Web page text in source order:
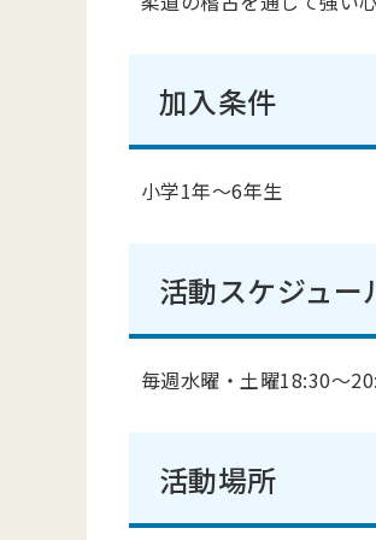
加入条件
小学1年～6年生
活動スケジュー
毎週水曜・土曜18:30～
活動場所